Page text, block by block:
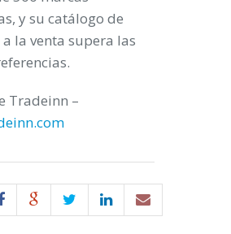
, y su catálogo de
la venta supera las
.
Tradeinn –